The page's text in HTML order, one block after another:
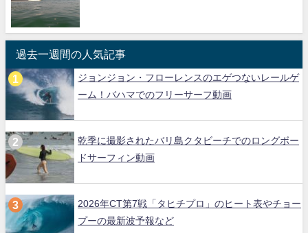
過去一週間の人気記事
ジョンジョン・フローレンスのエゲつないレールゲ
ーム！バハマでのフリーサーフ動画
乾季に撮影されたバリ島クタビーチでのロングボー
ドサーフィン動画
2026年CT第7戦「タヒチプロ」のヒート表やチョー
プーの最新波予報など